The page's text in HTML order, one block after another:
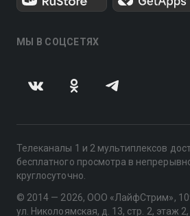
МЫ В СОЦСЕТЯХ
Телеканалы 1 и 2 мультиплексов
бесплатного просмотра в
круглосуточно.
© 2014 — 2026, ООО «ЛайфСтрим»,
ул. Николоямская, д. 13, стр. 2, этаж